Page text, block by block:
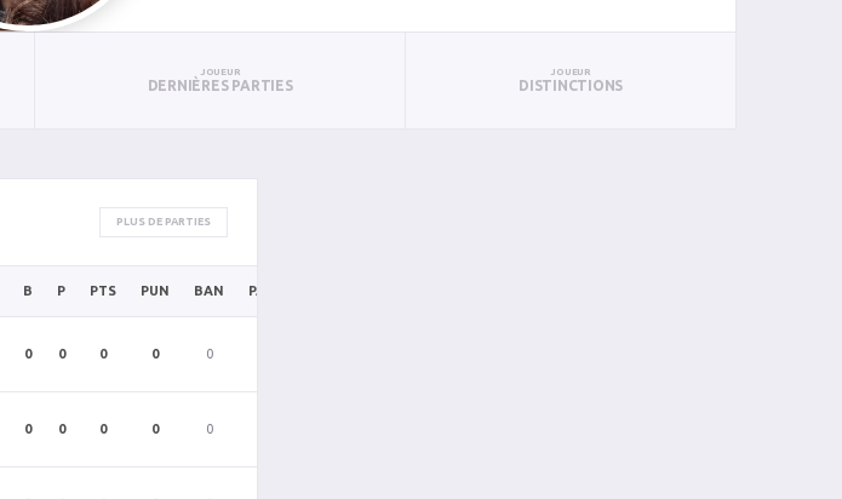
JOUEUR
DERNIÈRES PARTIES
JOUEUR
DISTINCTIONS
PLUS DE PARTIES
B P PTS PUN BAN PAN
0 0 0 0 0
0 0 0 0 0